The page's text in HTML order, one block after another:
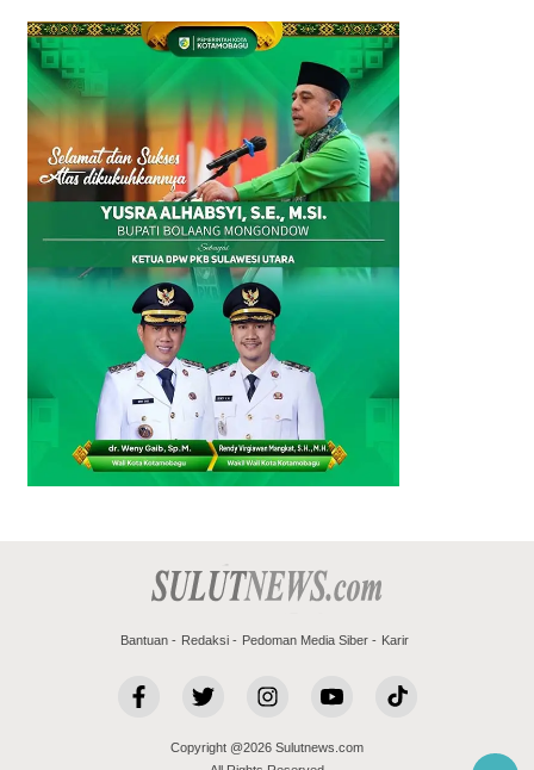
Bantuan Redaksi Pedoman Media Siber Karir
Copyright @2026 Sulutnews.com